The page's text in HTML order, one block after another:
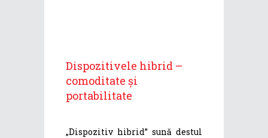
Dispozitivele hibrid –
comoditate și
portabilitate
„Dispozitiv hibrid” sună destul